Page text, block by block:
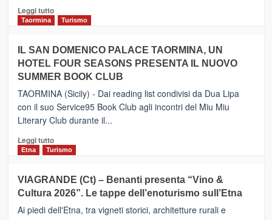
e
Zanzibar
da
Neos
Leggi tuttoLeggi
PIEDIMONTE
ETNEO
–
Meta
turistica
privilegiata
secondo
dati
di
Anche
la
Valle
Alcantara
Taormina Turismo
IL SAN DOMENICO PALACE TAORMINA, UN
HOTEL FOUR SEASONS PRESENTA IL NUOVO
SUMMER BOOK CLUB
TAORMINA (Sicily) - Dai reading list condivisi da Dua Lipa
con il suo Service95 Book Club agli incontri del Miu Miu
Literary Club durante il...
Leggi tuttoLeggi
di
IL
SAN
DOMENICO
Etna Turismo
VIAGRANDE (Ct) – Benanti presenta “Vino &
Cultura 2026”. Le tappe dell’enoturismo sull’Etna
Ai piedi dell'Etna, tra vigneti storici, architetture rurali e